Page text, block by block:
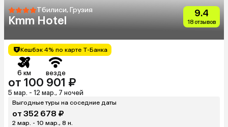
Тбилиси, Грузия
Kmm Hotel
9.4
18 отзывов
Кешбэк 4% по карте Т-Банка
6 км везде
от 100 901 ₽
5 мар. - 12 мар., 7 ночей
Выгодные туры на соседние даты
от 352 678 ₽
2 мар. - 10 мар., 8 н.